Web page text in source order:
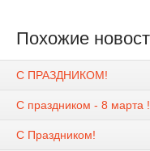
Похожие
С ПРАЗДНИКОМ!
С праздником - 8 марта !
С Праздником!